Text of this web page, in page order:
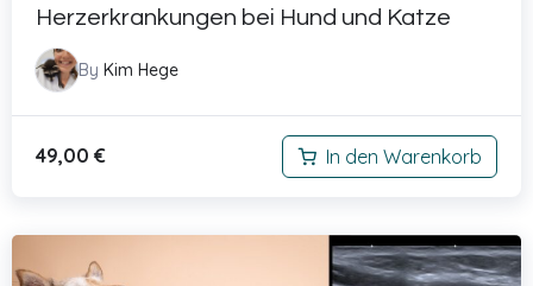
Herzerkrankungen bei Hund und Katze
By Kim Hege
49,00 € In den Warenkorb